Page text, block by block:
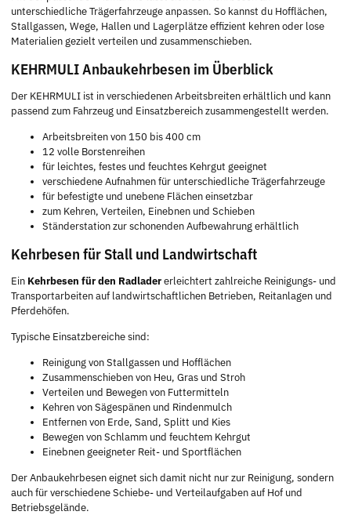
unterschiedliche Trägerfahrzeuge anpassen. So kannst du Hofflächen,
Stallgassen, Wege, Hallen und Lagerplätze effizient kehren oder lose
Materialien gezielt verteilen und zusammenschieben.
KEHRMULI Anbaukehrbesen im Überblick
Der KEHRMULI ist in verschiedenen Arbeitsbreiten erhältlich und kann
passend zum Fahrzeug und Einsatzbereich zusammengestellt werden.
Arbeitsbreiten von 150 bis 400 cm
12 volle Borstenreihen
für leichtes, festes und feuchtes Kehrgut geeignet
verschiedene Aufnahmen für unterschiedliche Trägerfahrzeuge
für befestigte und unebene Flächen einsetzbar
zum Kehren, Verteilen, Einebnen und Schieben
Ständerstation zur schonenden Aufbewahrung erhältlich
Kehrbesen für Stall und Landwirtschaft
Ein Kehrbesen für den Radladererleichtert zahlreiche Reinigungs- und
Transportarbeiten auf landwirtschaftlichen Betrieben, Reitanlagen und
Pferdehöfen.
Typische Einsatzbereiche sind:
Reinigung von Stallgassen und Hofflächen
Zusammenschieben von Heu, Gras und Stroh
Verteilen und Bewegen von Futtermitteln
Kehren von Sägespänen und Rindenmulch
Entfernen von Erde, Sand, Splitt und Kies
Bewegen von Schlamm und feuchtem Kehrgut
Einebnen geeigneter Reit- und Sportflächen
Der Anbaukehrbesen eignet sich damit nicht nur zur Reinigung, sondern
auch für verschiedene Schiebe- und Verteilaufgaben auf Hof und
Betriebsgelände.